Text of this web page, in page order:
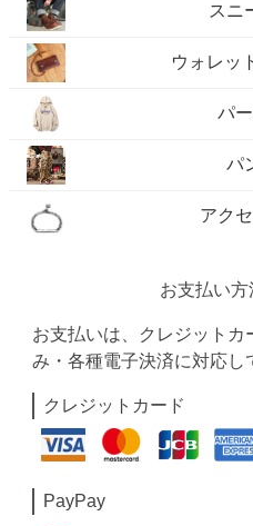
スニ
ウォレッ
パ
パ
アク
お支払い方
お支払いは、クレジットカ
み・各種電子決済に対応し
クレジットカード
PayPay